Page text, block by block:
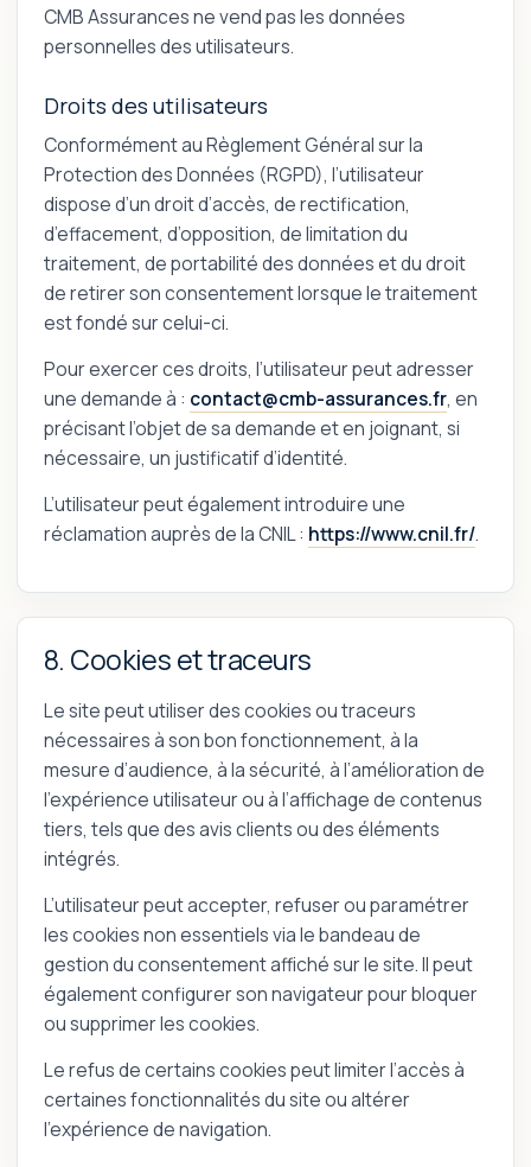
CMB Assurances ne vend pas les données
personnelles des utilisateurs.
Droits des utilisateurs
Conformément au Règlement Général sur la
Protection des Données (RGPD), l’utilisateur
dispose d’un droit d’accès, de rectification,
d’effacement, d’opposition, de limitation du
traitement, de portabilité des données et du droit
de retirer son consentement lorsque le traitement
est fondé sur celui-ci.
Pour exercer ces droits, l’utilisateur peut adresser
une demande à : contact@cmb-assurances.fr, en
précisant l’objet de sa demande et en joignant, si
nécessaire, un justificatif d’identité.
L’utilisateur peut également introduire une
réclamation auprès de la CNIL : https://www.cnil.fr/.
8. Cookies et traceurs
Le site peut utiliser des cookies ou traceurs
nécessaires à son bon fonctionnement, à la
mesure d’audience, à la sécurité, à l’amélioration de
l’expérience utilisateur ou à l’affichage de contenus
tiers, tels que des avis clients ou des éléments
intégrés.
L’utilisateur peut accepter, refuser ou paramétrer
les cookies non essentiels via le bandeau de
gestion du consentement affiché sur le site. Il peut
également configurer son navigateur pour bloquer
ou supprimer les cookies.
Le refus de certains cookies peut limiter l’accès à
certaines fonctionnalités du site ou altérer
l’expérience de navigation.